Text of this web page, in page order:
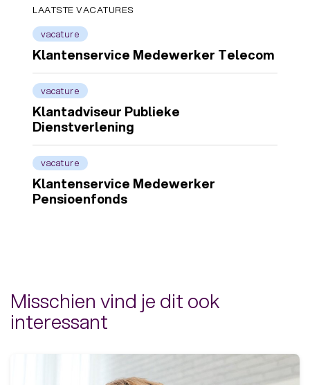
LAATSTE VACATURES
vacature
Klantenservice Medewerker Telecom
vacature
Klantadviseur Publieke
Dienstverlening
vacature
Klantenservice Medewerker
Pensioenfonds
Misschien vind je dit ook
interessant